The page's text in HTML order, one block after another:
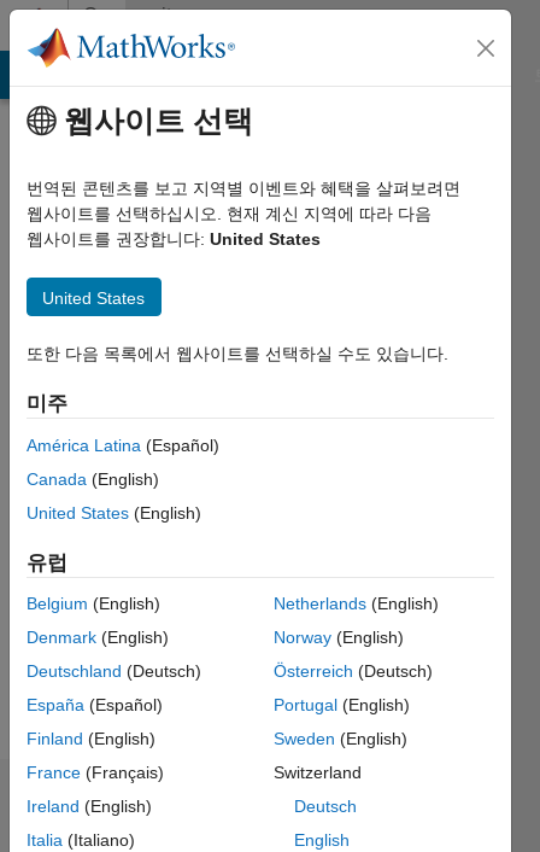
콘텐츠로 바로 가기
Community
Profile
Stephan
Koschel
Last
거의 5년
전
2020년부터
Followers:
Following:
Follow
대시보드
웹사이트 선택
번역된 콘텐츠를 보고 지역별 이벤트와 혜택을 살펴보려면
웹사이트를 선택하십시오. 현재 계신 지역에 따라 다음
웹사이트를 권장합니다: United States
United States
또한 다음 목록에서 웹사이트를 선택하실 수도 있습니다.
미주
América Latina (Español)
Canada (English)
United States (English)
유럽
Belgium (English)
Denmark (English)
Deutschland (Deutsch)
España (Español)
Finland (English)
France (Français)
Ireland (English)
Italia (Italiano)
Netherlands(English)
Norway(English)
Österreich (Deutsch)
Portugal(English)
Sweden (English)
Switzerland
Deutsch
English